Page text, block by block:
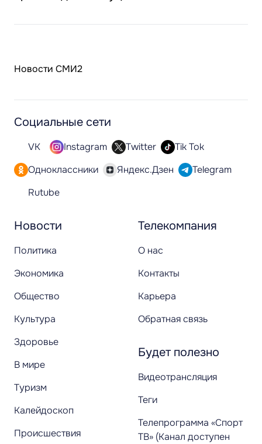
Новости СМИ2
Новости
Политика
Экономика
Общество
Культура
Здоровье
В мире
Туризм
Калейдоскоп
Происшествия
Телекомпания
О нас
Контакты
Карьера
Обратная связь
Будет полезно
Видеотрансляция
Теги
Телепрограмма «Спорт
ТВ» (Канал доступен
Социальные сети
VK Instagram Twitter
Tik Tok
Одноклассники
Яндекс.Дзен
Telegram
Rutube